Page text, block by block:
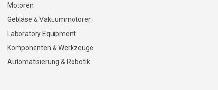
Motoren
Gebläse & Vakuummotoren
Laboratory Equipment
Komponenten & Werkzeuge
Automatisierung & Robotik